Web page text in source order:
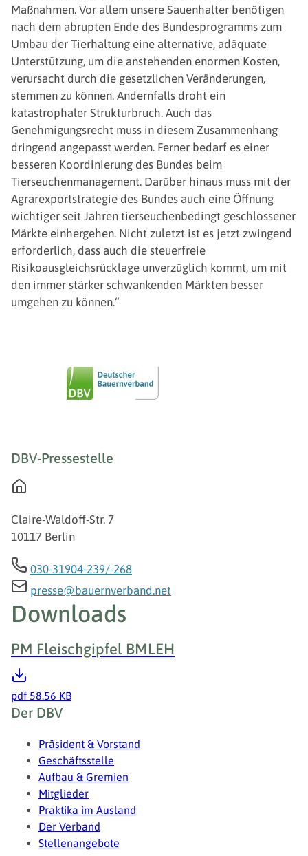
Maßnahmen. Vor allem unsere Sauenhalter benötigen
nach dem abrupten Ende des Bundesprogramms zum
Umbau der Tierhaltung eine alternative, adäquate
Unterstützung, um die anstehenden enormen Kosten,
verursacht durch die gesetzlichen Veränderungen,
stemmen zu können. Andernfalls droht ein
katastrophaler Strukturbruch. Auch das
Genehmigungsrecht muss in diesem Zusammenhang
dringend angepasst werden. Ferner bedarf es einer
besseren Koordinierung des Bundes beim
Tierseuchenmanagement. Darüber hinaus muss mit der
Agrarexportstrategie des Bundes auch eine Öffnung
wichtiger seit Jahren tierseuchenbedingt geschlossener
Märkte einhergehen. Nicht zuletzt ist es jetzt zwingend
erforderlich, dass auch die steuerfreie
Risikoausgleichsrücklage unverzüglich kommt, um mit
den immer stärker schwankenden Märkten besser
umgehen zu können.“
DBV-Pressestelle
Claire-Waldoff-Str. 7
10117 Berlin
030-31904-239/-268
presse@bauernverband.net
Downloads
PM Fleischgipfel BMLEH
pdf 58.56 KB
Fußzeile
Der DBV
Präsident & Vorstand
Geschäftsstelle
Aufbau & Gremien
Mitglieder
Praktika im Ausland
Der Verband
Stellenangebote